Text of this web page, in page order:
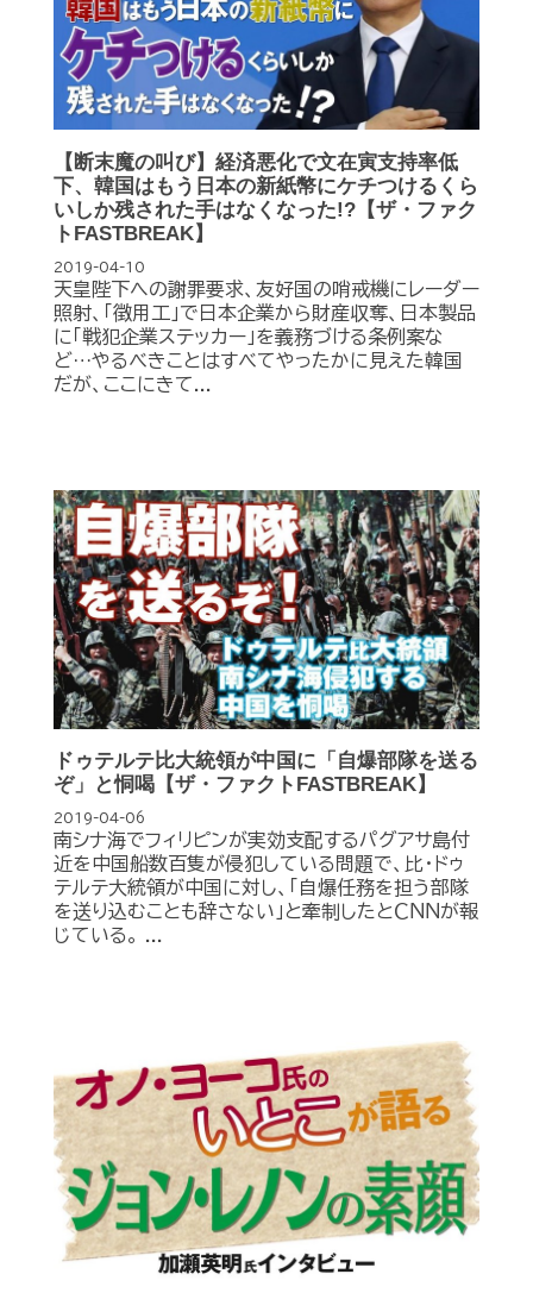
【断末魔の叫び】経済悪化で文在寅支持率低
下、韓国はもう日本の新紙幣にケチつけるくら
いしか残された手はなくなった!?【ザ・ファク
トFASTBREAK】
2019-04-10
天皇陛下への謝罪要求、友好国の哨戒機にレーダー
照射、「徴用工」で日本企業から財産収奪、日本製品
に「戦犯企業ステッカー」を義務づける条例案な
ど…やるべきことはすべてやったかに見えた韓国
だが、ここにきて...
ドゥテルテ比大統領が中国に「自爆部隊を送る
ぞ」と恫喝【ザ・ファクトFASTBREAK】
2019-04-06
南シナ海でフィリピンが実効支配するパグアサ島付
近を中国船数百隻が侵犯している問題で、比・ドゥ
テルテ大統領が中国に対し、「自爆任務を担う部隊
を送り込むことも辞さない」と牽制したとＣＮＮが報
じている。 ...